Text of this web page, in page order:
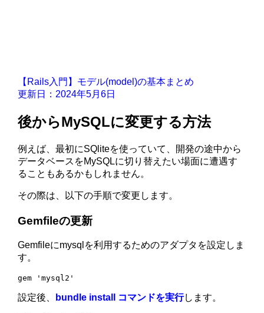
【Rails入門】モデル(model)の基本まとめ
更新日：2024年5月6日
後からMySQLに変更する方法
例えば、最初にSQliteを使っていて、開発の途中から
データベースをMySQLに切り替えたい場面に遭遇す
ることもあるかもしれません。
その際は、以下の手順で変更します。
Gemfileの更新
Gemfileにmysqlを利用するためのアダプタを設定しま
す。
gem 'mysql2'
設定後、 bundle install コマンドを実行します。